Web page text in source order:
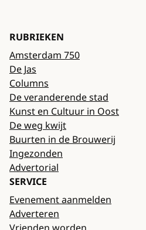
RUBRIEKEN
Amsterdam 750
De Jas
Columns
De veranderende stad
Kunst en Cultuur in Oost
De weg kwijt
Buurten in de Brouwerij
Ingezonden
Advertorial
SERVICE
Evenement aanmelden
Adverteren